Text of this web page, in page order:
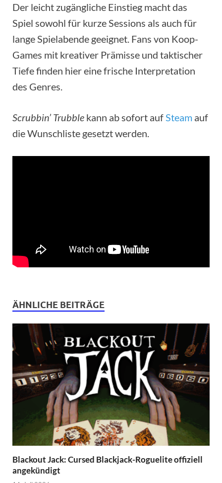
Der leicht zugängliche Einstieg macht das
Spiel sowohl für kurze Sessions als auch für
lange Spielabende geeignet. Fans von Koop-
Games mit kreativer Prämisse und taktischer
Tiefe finden hier eine frische Interpretation
des Genres.
Scrubbin’ Trubble kann ab sofort aufSteam auf
die Wunschliste gesetzt werden.
ÄHNLICHE BEITRÄGE
Blackout Jack: Cursed Blackjack-Roguelite offiziell
angekündigt